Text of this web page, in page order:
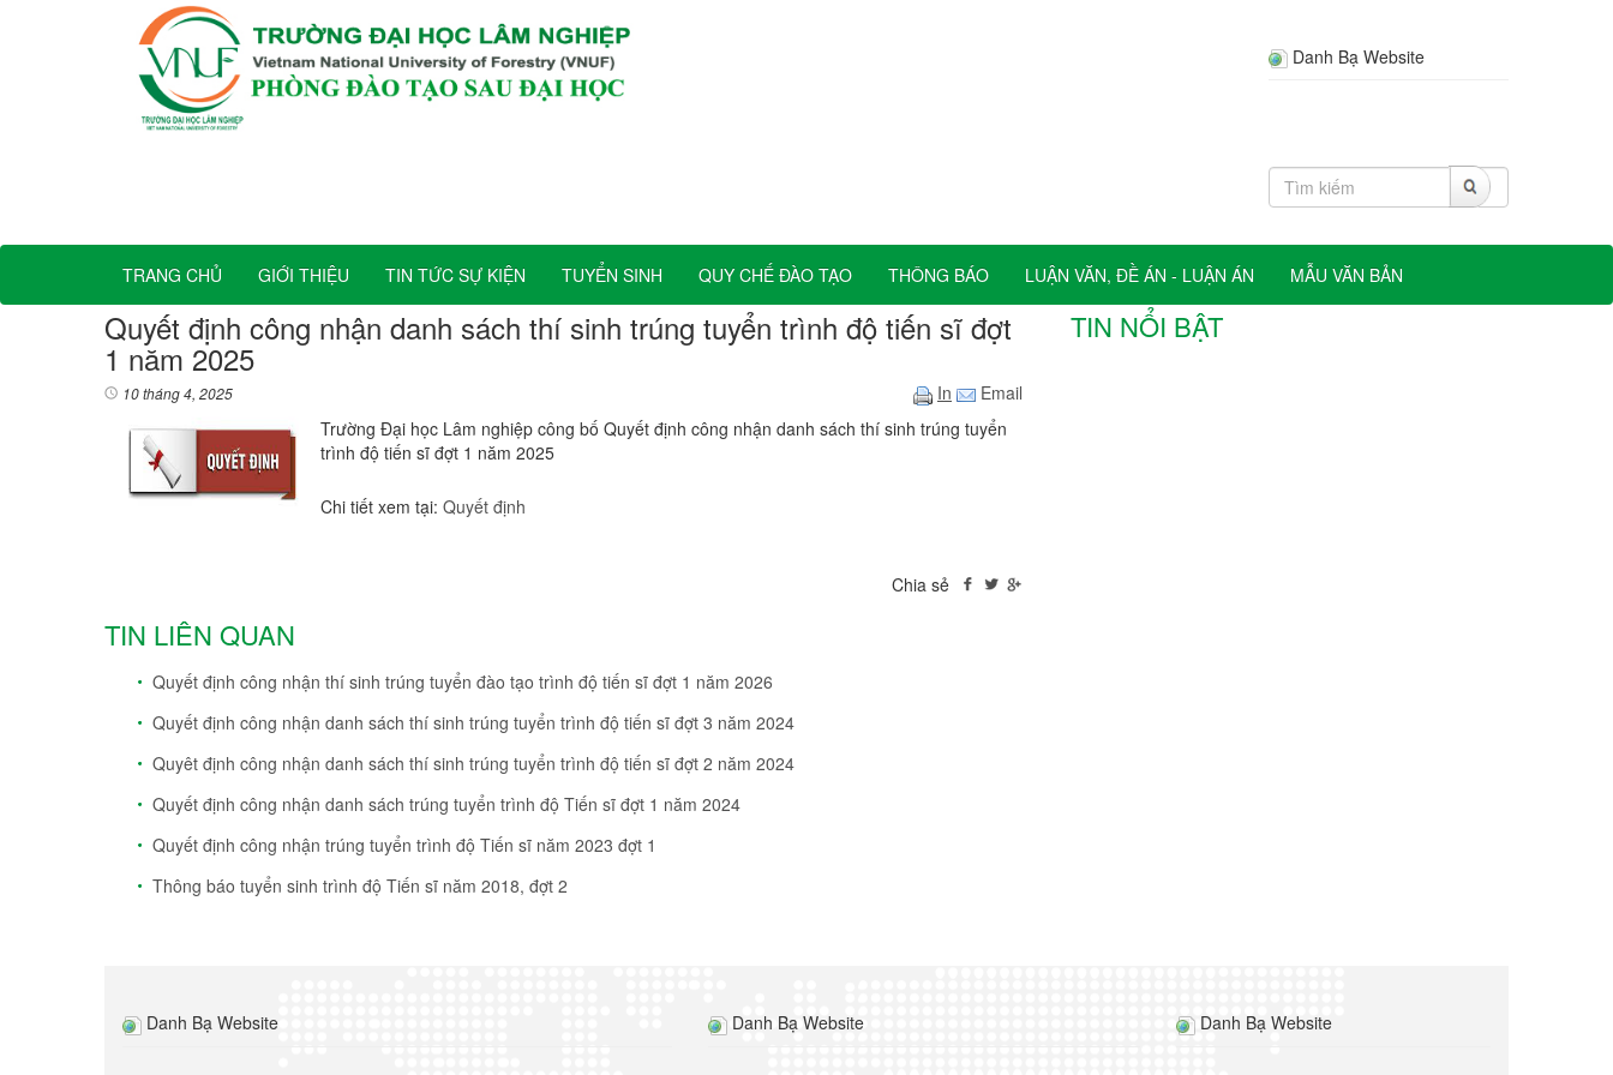
Danh Bạ Website
TRANG CHỦ GIỚI THIỆU TIN TỨC SỰ KIỆN TUYỂN SINH QUY CHẾ ĐÀO TẠO THÔNG BÁO LUẬN VĂN, ĐỀ ÁN - LUẬN ÁN MẪU VĂN BẢN
Quyết định công nhận danh sách thí sinh trúng tuyển trình độ tiến sĩ đợt
1 năm 2025
10 tháng 4, 2025 In
Email
Trường Đại học Lâm nghiệp công bố Quyết định công nhận danh sách thí sinh trúng tuyển
trình độ tiến sĩ đợt 1 năm 2025
Chi tiết xem tại: Quyết định
Chia sẻ
TIN LIÊN QUAN
Quyết định công nhận thí sinh trúng tuyển đào tạo trình độ tiến sĩ đợt 1 năm 2026
Quyết định công nhận danh sách thí sinh trúng tuyển trình độ tiến sĩ đợt 3 năm 2024
Quyêt định công nhận danh sách thí sinh trúng tuyển trình độ tiến sĩ đợt 2 năm 2024
Quyết định công nhận danh sách trúng tuyển trình độ Tiến sĩ đợt 1 năm 2024
Quyết định công nhận trúng tuyển trình độ Tiến sĩ năm 2023 đợt 1
Thông báo tuyển sinh trình độ Tiến sĩ năm 2018, đợt 2
TIN NỔI BẬT
Danh Bạ Website Danh Bạ Website Danh Bạ Website